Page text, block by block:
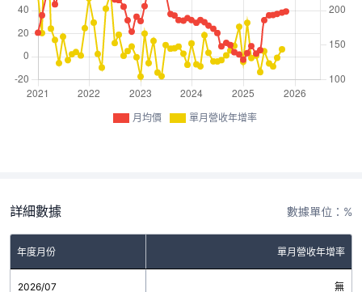
月均價 單月營收年增率
詳細數據 數據單位：%
年度月份 單月營收年增率
2026/07 無